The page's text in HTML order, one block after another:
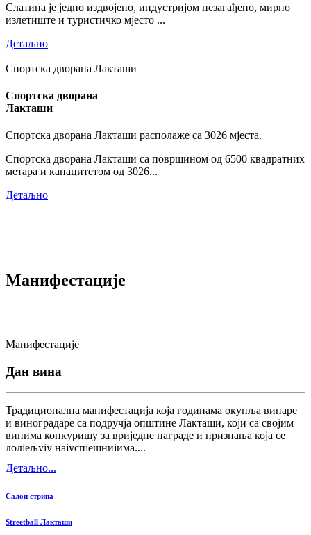
Слатина је једно издвојено, индустријом незагађено, мирно
излетиште и туристичко мјесто ...
Детаљно
Спортска дворана Лакташи
Спортска дворана
Лакташи
Спортска дворана Лакташи располаже са 3026 мјеста.
Спортска дворана Лакташи са површином од 6500 квадратних
метара и капацитетом од 3026...
Детаљно
Манифестације
Манифестације
Дан вина
Традиционална манифестација која годинама окупља винаре
и виноградаре са подручја општине Лакташи, који са својим
винима конкуришу за вриједне награде и признања која се
додјељују најуспјешнијима....
Детаљно...
Салон стрипа
Streetball Лакташи